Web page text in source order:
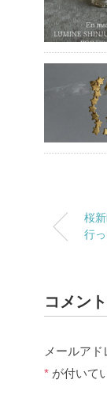
桜
行
コメン
メールア
* が付いて